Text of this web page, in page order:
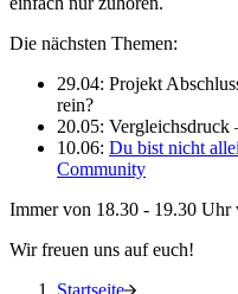
Die nächsten Themen:
29.04: Projekt
rein?
20.05: Vergleichsdruck
10.06: Du bist nicht
Community
Immer von 18.30 - 19.30 Uhr
Wir freuen uns auf euch!